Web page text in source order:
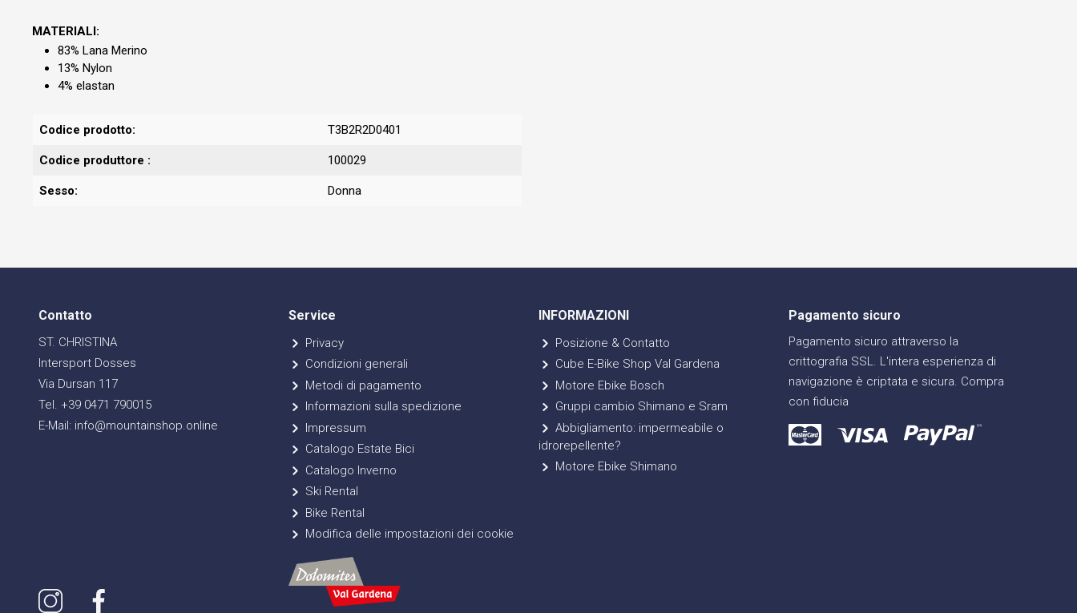
MATERIALI:
83% Lana Merino
13% Nylon
4% elastan
Codice prodotto: T3B2R2D0401
Codice produttore : 100029
Sesso: Donna
Contatto
ST. CHRISTINA
Intersport Dosses
Via Dursan 117
Tel. +39 0471 790015
E-Mail: info@mountainshop.online
Service
Privacy
Condizioni generali
Metodi di pagamento
Informazioni sulla spedizione
Impressum
Catalogo Estate Bici
Catalogo Inverno
Ski Rental
Bike Rental
Modifica delle impostazioni dei cookie
INFORMAZIONI
Posizione & Contatto
Cube E-Bike Shop Val Gardena
Motore Ebike Bosch
Gruppi cambio Shimano e Sram
Abbigliamento: impermeabile o
idrorepellente?
Motore Ebike Shimano
Pagamento sicuro
Pagamento sicuro attraverso la
crittografia SSL. L'intera esperienza di
navigazione è criptata e sicura. Compra
con fiducia